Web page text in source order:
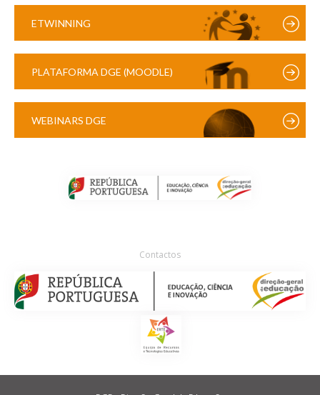
ETWINNING
PLATAFORMA DGE (MOODLE)
WEBINARS DGE
Contactos